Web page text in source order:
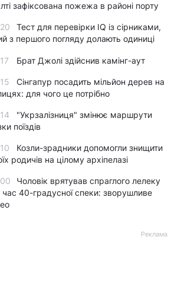
зафіксована пожежа в районі порту
Тест для перевірки IQ із сірниками,
з першого погляду долають одиниці
Брат Джолі здійснив камінг-аут
Сінгапур посадить мільйон дерев на
для чого це потрібно
"Укрзалізниця" змінює маршрути
поїздів
Козли-зрадники допомогли знищити
родичів на цілому архіпелазі
Чоловік врятував спраглого лелеку
час 40-градусної спеки: зворушливе
Реклама